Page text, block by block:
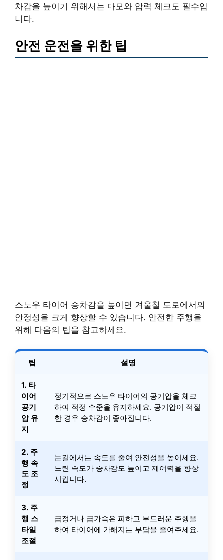
차감을 높이기 위해서는 마모와 압력 체크도 필수입
니다.
안전 운전을 위한 팁
스노우 타이어 승차감을 높이면 겨울철 도로에서의
안정성을 크게 향상할 수 있습니다. 안전한 주행을
위해 다음의 팁을 참고하세요.
팁 설명
1. 타
이어
공기
압 유
지
정기적으로 스노우 타이어의 공기압을 체크
하여 적정 수준을 유지하세요. 공기압이 적절
한 경우 승차감이 좋아집니다.
2. 주
행 속
도 조
정
눈길에서는 속도를 줄여 안전성을 높이세요.
느린 속도가 승차감도 높이고 제어력을 향상
시킵니다.
3. 주
행 스
타일
조절
급정거나 급가속은 피하고 부드러운 주행을
하여 타이어에 가해지는 부담을 줄여주세요.